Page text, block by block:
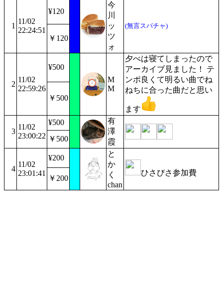
1
11/02
22:24:51
¥120
今
川
ッ
ツ
ォ
(無言スパチャ)
￥120
2
11/02
22:59:26
¥500
M
M
夕べは寝てしまったので
アーカイブ見ました！ テ
ンポ良くて明るい曲でね
ねちに合った曲だと思い
ます
￥500
3
11/02
23:00:22
¥500
有
澤
霞
￥500
4
11/02
23:01:41
¥200
と
か
く
chan
ひさびさ参加費
￥200